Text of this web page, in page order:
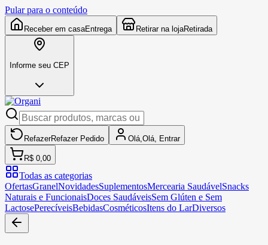
Pular para o conteúdo
Receber em casaEntrega Retirar na lojaRetirada
Informe seu CEP
RefazerRefazer Pedido Olá, Olá, Entrar
R$ 0,00
Todas as categorias
OfertasGranelNovidadesSuplementosMercearia SaudávelSnacks
Naturais e FuncionaisDoces SaudáveisSem Glúten e Sem
LactosePerecíveisBebidasCosméticosItens do LarDiversos